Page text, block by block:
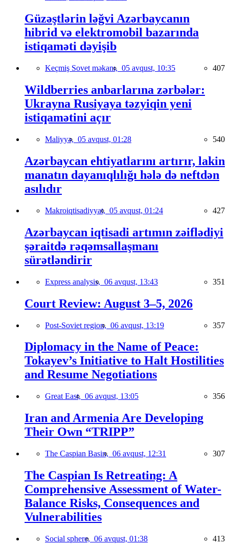
Güzəştlərin ləğvi Azərbaycanın
hibrid və elektromobil bazarında
istiqaməti dəyişib
Keçmiş Sovet məkanı, 05 avqust, 10:35 407
Wildberries anbarlarına zərbələr:
Ukrayna Rusiyaya təzyiqin yeni
istiqamətini açır
Maliyyə, 05 avqust, 01:28 540
Azərbaycan ehtiyatlarını artırır, lakin
manatın dayanıqlılığı hələ də neftdən
asılıdır
Makroiqtisadiyyat, 05 avqust, 01:24 427
Azərbaycan iqtisadi artımın zəiflədiyi
şəraitdə rəqəmsallaşmanı
sürətləndirir
Express analysis, 06 avqust, 13:43 351
Court Review: August 3–5, 2026
Post-Soviet region, 06 avqust, 13:19 357
Diplomacy in the Name of Peace:
Tokayev’s Initiative to Halt Hostilities
and Resume Negotiations
Great East, 06 avqust, 13:05 356
Iran and Armenia Are Developing
Their Own “TRIPP”
The Caspian Basin, 06 avqust, 12:31 307
The Caspian Is Retreating: A
Comprehensive Assessment of Water-
Balance Risks, Consequences and
Vulnerabilities
Social sphere, 06 avqust, 01:38 413